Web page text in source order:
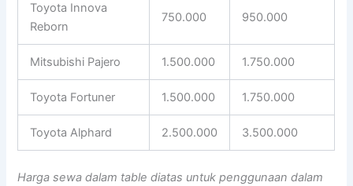
Toyota Innova
Reborn
750.000 950.000
Mitsubishi Pajero 1.500.000 1.750.000
Toyota Fortuner 1.500.000 1.750.000
Toyota Alphard 2.500.000 3.500.000
Harga sewa dalam table diatas untuk penggunaan dalam